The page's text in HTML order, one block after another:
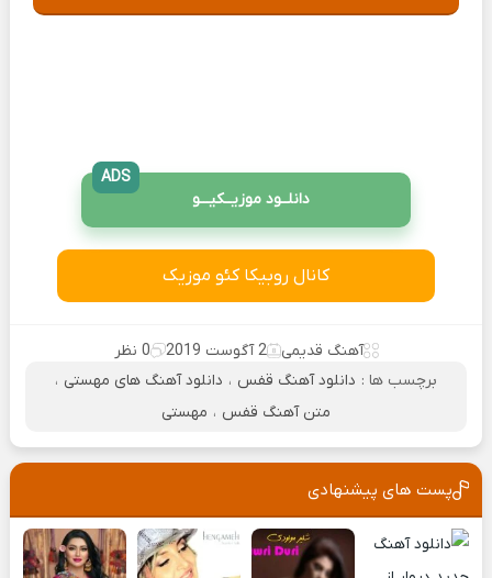
دانلــود موزیــکیـــو
ADS
کانال روبیکا کئو موزیک
آهنگ قدیمی 2 آگوست 2019
0 نظر
برچسب ها : دانلود آهنگ قفس ، دانلود آهنگ های مهستی ،
متن آهنگ قفس ، مهستی
پست های پیشنهادی